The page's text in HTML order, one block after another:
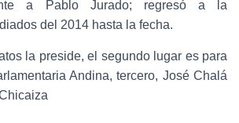
a Pablo Jurado; regresó a la
del 2014 hasta la fecha.
la preside, el segundo lugar es para
Andina, tercero, José Chalá